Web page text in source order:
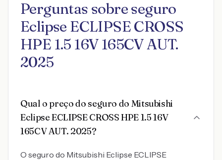
Perguntas sobre seguro
Eclipse ECLIPSE CROSS
HPE 1.5 16V 165CV AUT.
2025
Qual o preço do seguro do Mitsubishi
Eclipse ECLIPSE CROSS HPE 1.5 16V
165CV AUT. 2025?
O seguro do Mitsubishi Eclipse ECLIPSE